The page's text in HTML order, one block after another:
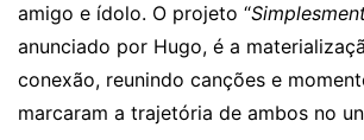
amigo e ídolo. O projeto “
anunciado por Hugo, é a
conexão, reunindo canções e
marcaram a trajetória de ambos no